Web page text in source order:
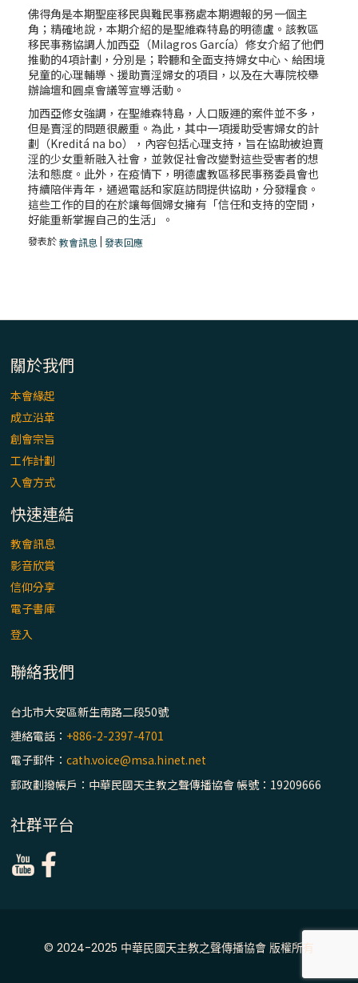
佛得角是本期聖座移民與難民事務處本期週報的另一個主
角；精確地說，本期介紹的是聖維森特島的明德盧。該教區
移民事務協調人加西亞（Milagros García）修女介紹了他們
推動的4項計劃，分別是；聆聽和全面支持婦女中心、給困境
兒童的心理輔導、援助賣淫婦女的項目，以及在大專院校舉
辦論壇和圓桌會議等宣導活動。
加西亞修女強調，在聖維森特島，人口販運的案件並不多，
但是賣淫的問題很嚴重。為此，其中一項援助受害婦女的計
劃（Kreditá na bo），內容包括心理支持，旨在協助被迫賣
淫的少女重新融入社會，並敦促社會改變對這些受害者的想
法和態度。此外，在疫情下，明德盧教區移民事務委員會也
持續陪伴青年，通過電話和家庭訪問提供協助，分發糧食。
這些工作的目的在於讓每個婦女擁有「信任和支持的空間，
好能重新掌握自己的生活」。
發表於教會訊息 |發表回應
關於我們
本會緣起
成立沿革
創會宗旨
工作計劃
入會方式
快速連結
教會訊息
影音欣賞
信仰分享
電子書庫
登入
聯絡我們
台北市大安區新生南路二段50號
連絡電話： +886-2-2397-4701
電子郵件：cath.voice@msa.hinet.net
郵政劃撥帳戶：中華民國天主教之聲傳播協會 帳號：19209666
社群平台
© 2024-2025 中華民國天主教之聲傳播協會 版權所有